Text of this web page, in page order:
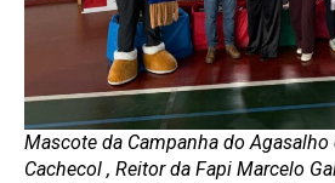
Mascote da Campanha do Agasalho
Cachecol , Reitor da Fapi Marcelo